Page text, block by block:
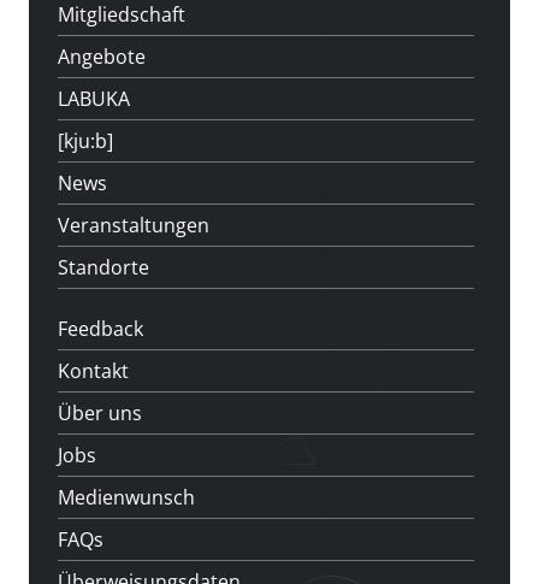
Mitgliedschaft
Angebote
LABUKA
[kju:b]
News
Veranstaltungen
Standorte
Feedback
Kontakt
Über uns
Jobs
Medienwunsch
FAQs